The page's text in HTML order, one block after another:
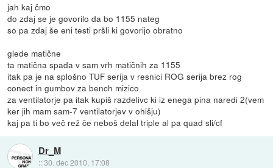
jah kaj čmo
do zdaj se je govorilo da bo 1155 nateg
so pa zdaj še eni testi pršli ki govorijo obratno
glede matične
ta matična spada v sam vrh matičnih za 1155
itak pa je na splošno TUF serija v resnici ROG serija brez rog
conect in gumbov za bench mizico
za ventilatorje pa itak kupiš razdelivc ki iz enega pina naredi 2(vem
ker jih mam sam-7 ventilatorjev v ohišju)
kaj pa ti bo več rež če neboš delal triple al pa quad sli/cf
Dr_M
::30. dec 2010, 17:08